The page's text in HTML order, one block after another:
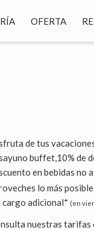
OFERTA
de tus
buffet,10% de
en bebidas no
lo más
cargo adicional* (en
nuestras tarifas